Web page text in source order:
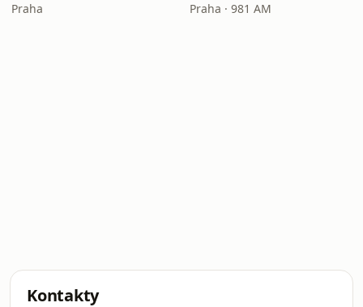
Praha Praha · 981 AM
Kontakty